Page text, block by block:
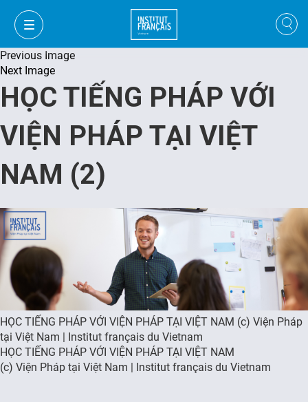
FR
Previous Image
Next Image
HỌC TIẾNG PHÁP VỚI
VIỆN PHÁP TẠI VIỆT
NAM (2)
HỌC TIẾNG PHÁP VỚI VIỆN PHÁP TẠI VIỆT NAM (c) Viện Pháp
tại Việt Nam | Institut français du Vietnam
HỌC TIẾNG PHÁP VỚI VIỆN PHÁP TẠI VIỆT NAM
(c) Viện Pháp tại Việt Nam | Institut français du Vietnam